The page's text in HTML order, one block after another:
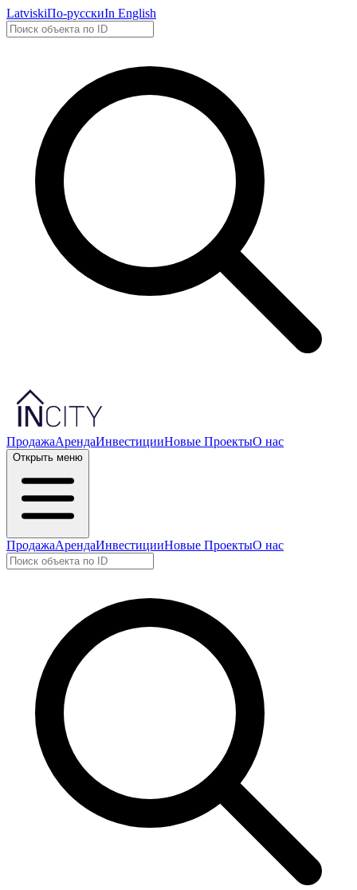
LatviskiПо-русскиIn English
ПродажаАрендаИнвестицииНовые ПроектыО нас
Открыть меню
ПродажаАрендаИнвестицииНовые ПроектыО нас